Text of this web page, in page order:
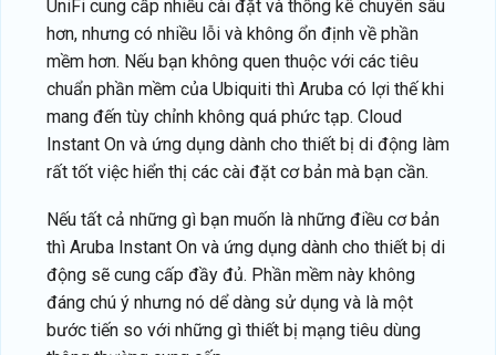
UniFi cung cấp nhiều cài đặt và thống kê chuyên sâu
hơn, nhưng có nhiều lỗi và không ổn định về phần
mềm hơn. Nếu bạn không quen thuộc với các tiêu
chuẩn phần mềm của Ubiquiti thì Aruba có lợi thế khi
mang đến tùy chỉnh không quá phức tạp. Cloud
Instant On và ứng dụng dành cho thiết bị di động làm
rất tốt việc hiển thị các cài đặt cơ bản mà bạn cần.
Nếu tất cả những gì bạn muốn là những điều cơ bản
thì Aruba Instant On và ứng dụng dành cho thiết bị di
động sẽ cung cấp đầy đủ. Phần mềm này không
đáng chú ý nhưng nó dể dàng sử dụng và là một
bước tiến so với những gì thiết bị mạng tiêu dùng